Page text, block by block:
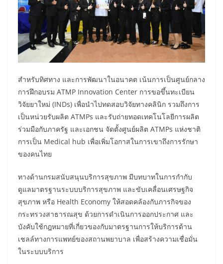
สำหรับทิศทาง และการพัฒนาในอนาคต เน้นการเป็นศูนย์กลาง
การฝึกอบรม ATMP Innovation Center การขอขึ้นทะเบียน
วิจัยยาใหม่ (INDs) เพื่อนำไปทดสอบวิจัยทางคลินิก รวมถึงการ
เป็นหน่วยรับผลิต ATMPs และรับถ่ายทอดเทคโนโลยีการผลิต
ร่วมมือกับภาครัฐ และเอกชน จัดตั้งศูนย์ผลิต ATMPs แห่งชาติ
การเป็น Medical hub เพื่อเพิ่มโอกาสในการเขาถึงการรักษา
ของคนไทย
ทางด้านกรมสนับสนุนบริการสุขภาพ มีบทบาทในการกำกับ
ดูแลมาตรฐานระบบบริการสุขภาพ และขับเคลื่อนเศรษฐกิจ
สุขภาพ หรือ Health Economy ให้สอดคล้องกับภารกิจของ
กระทรวงสาธารณสุข ด้วยการดําเนินการออกประกาศ และ
บังคับใช้กฎหมายที่เกี่ยวของกับมาตรฐานการให้บริการด้าน
เชลล์ทางการแพทย์ของสถานพยาบาล เพื่อสร้างความเชื่อมั่น
ในระบบบริการ